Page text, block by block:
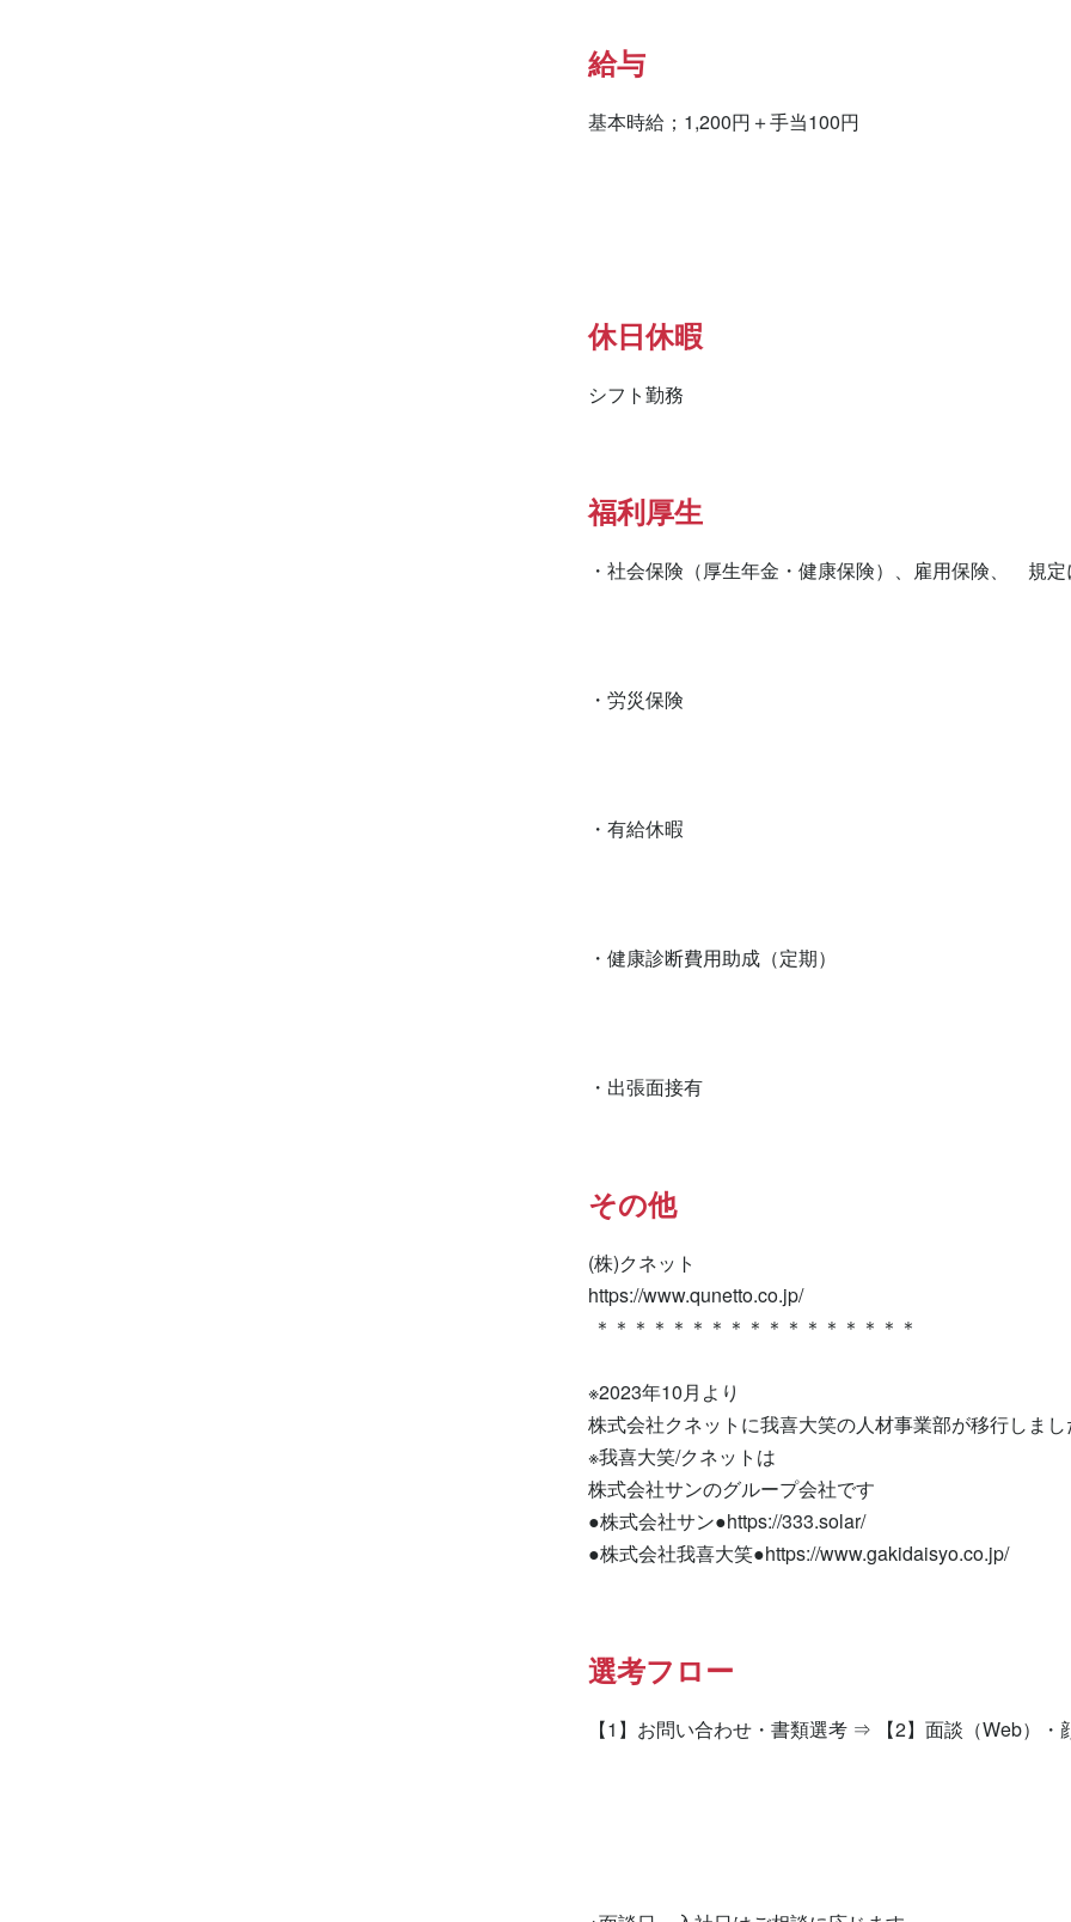
給与
基本時給；1,200円＋手当100円
休日休暇
シフト勤務
福利厚生
・社会保険（厚生年金・健康保険）、雇用保険、　規
・労災保険
・有給休暇
・健康診断費用助成（定期）
・出張面接有
その他
(株)クネット
https://www.qunetto.co.jp/
※2023年10月より
株式会社クネットに我喜大笑の人材事業部が移行しま
※我喜大笑/クネットは
株式会社サンのグループ会社です
●株式会社サン●https://333.solar/
●株式会社我喜大笑●https://www.gakidaisyo.co.jp/
選考フロー
【1】お問い合わせ・書類選考 ⇒ 【2】面談（Web）